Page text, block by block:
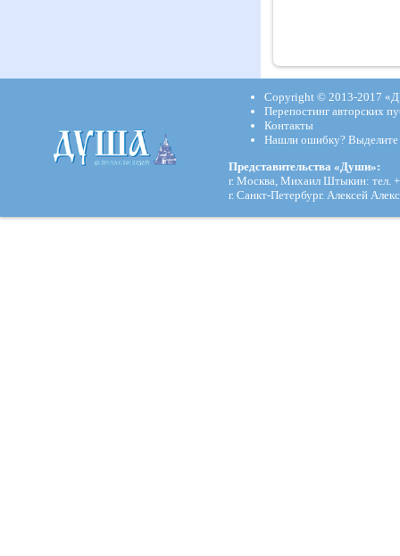
Copyright © 2013-2017
Перепостинг авторских
Контакты
Нашли ошибку?
Представительства «Души»:
г. Москва, Михаил Штыкин: тел.
г. Санкт-Петербург. Алексей